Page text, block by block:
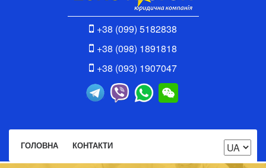
+38 (099) 5182838
+38 (098) 1891818
+38 (093) 1907047
ГОЛОВНА КОНТАКТИ